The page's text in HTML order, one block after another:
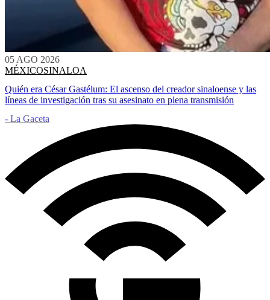
05 AGO 2026
MÉXICOSINALOA
Quién era César Gastélum: El ascenso del creador sinaloense y las
líneas de investigación tras su asesinato en plena transmisión
- La Gaceta